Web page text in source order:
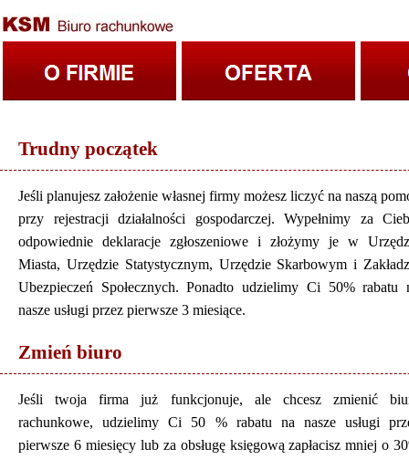
Trudny początek
Jeśli planujesz założenie własnej firmy możesz liczyć na naszą
przy rejestracji działalności gospodarczej. Wypełnimy za
odpowiednie deklaracje zgłoszeniowe i złożymy je w
Miasta, Urzędzie Statystycznym, Urzędzie Skarbowym i
Ubezpieczeń Społecznych. Ponadto udzielimy Ci 50% rabatu
nasze usługi przez pierwsze 3 miesiące.
Zmień biuro
Jeśli twoja firma już funkcjonuje, ale chcesz zmienić
rachunkowe, udzielimy Ci 50 % rabatu na nasze usługi
pierwsze 6 miesięcy lub za obsługę księgową zapłacisz mniej o